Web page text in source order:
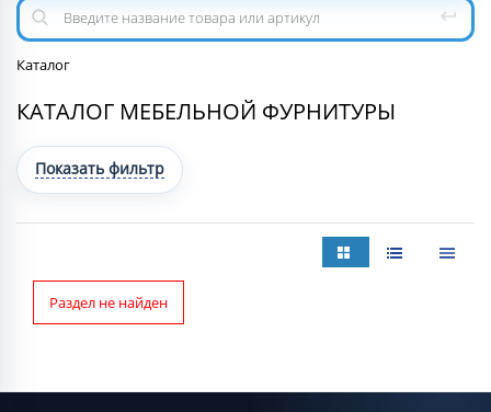
Каталог
КАТАЛОГ МЕБЕЛЬНОЙ ФУРНИТУРЫ
Показать фильтр
Раздел не найден